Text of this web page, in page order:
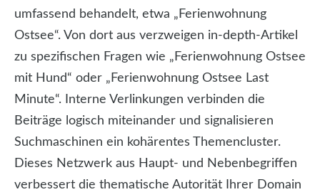
umfassend behandelt, etwa „Ferienwohnung
Ostsee“. Von dort aus verzweigen in-depth-Artikel
zu spezifischen Fragen wie „Ferienwohnung Ostsee
mit Hund“ oder „Ferienwohnung Ostsee Last
Minute“. Interne Verlinkungen verbinden die
Beiträge logisch miteinander und signalisieren
Suchmaschinen ein kohärentes Themencluster.
Dieses Netzwerk aus Haupt- und Neben­begriffen
verbessert die thematische Autorität Ihrer Domain